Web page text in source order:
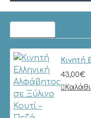
Κινητή
43,00€
Καλάθι